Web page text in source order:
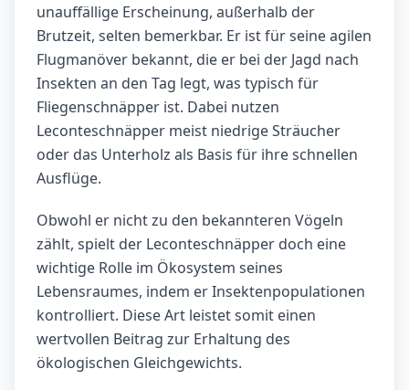
unauffällige Erscheinung, außerhalb der
Brutzeit, selten bemerkbar. Er ist für seine agilen
Flugmanöver bekannt, die er bei der Jagd nach
Insekten an den Tag legt, was typisch für
Fliegenschnäpper ist. Dabei nutzen
Leconteschnäpper meist niedrige Sträucher
oder das Unterholz als Basis für ihre schnellen
Ausflüge.
Obwohl er nicht zu den bekannteren Vögeln
zählt, spielt der Leconteschnäpper doch eine
wichtige Rolle im Ökosystem seines
Lebensraumes, indem er Insektenpopulationen
kontrolliert. Diese Art leistet somit einen
wertvollen Beitrag zur Erhaltung des
ökologischen Gleichgewichts.